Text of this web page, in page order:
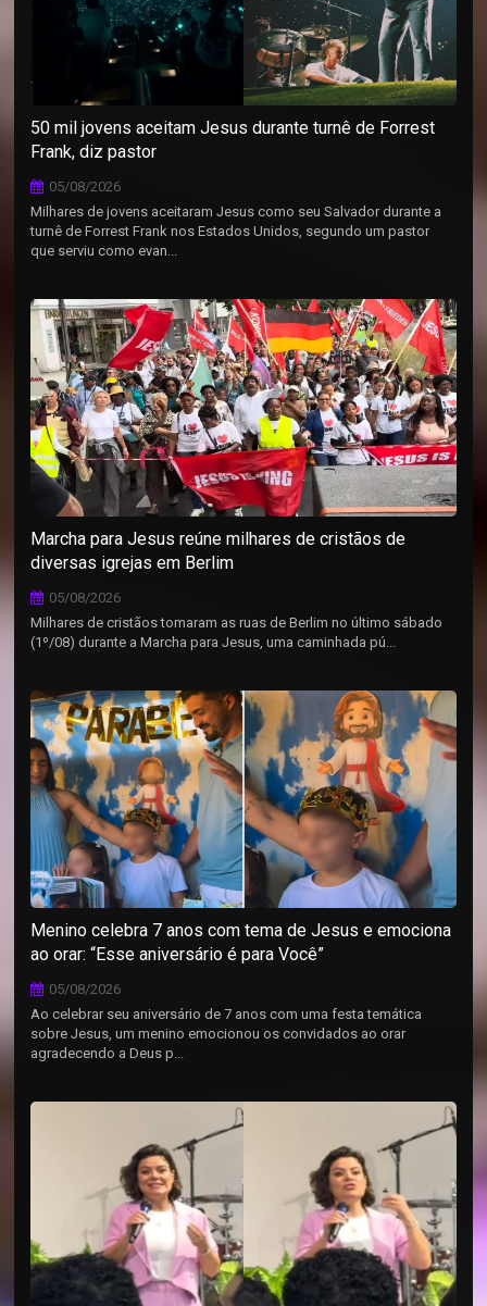
50 mil jovens aceitam Jesus durante turnê de Forrest
Frank, diz pastor
05/08/2026
Milhares de jovens aceitaram Jesus como seu Salvador durante a
turnê de Forrest Frank nos Estados Unidos, segundo um pastor
que serviu como evan...
Marcha para Jesus reúne milhares de cristãos de
diversas igrejas em Berlim
05/08/2026
Milhares de cristãos tomaram as ruas de Berlim no último sábado
(1º/08) durante a Marcha para Jesus, uma caminhada pú...
Menino celebra 7 anos com tema de Jesus e emociona
ao orar: “Esse aniversário é para Você”
05/08/2026
Ao celebrar seu aniversário de 7 anos com uma festa temática
sobre Jesus, um menino emocionou os convidados ao orar
agradecendo a Deus p...